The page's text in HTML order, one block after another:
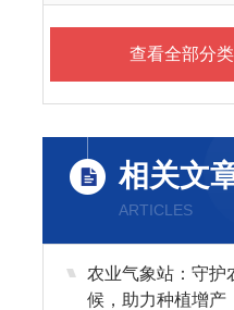
查看全部分类
相关文
ARTICLES
农业气象站：守护
候，助力种植增产